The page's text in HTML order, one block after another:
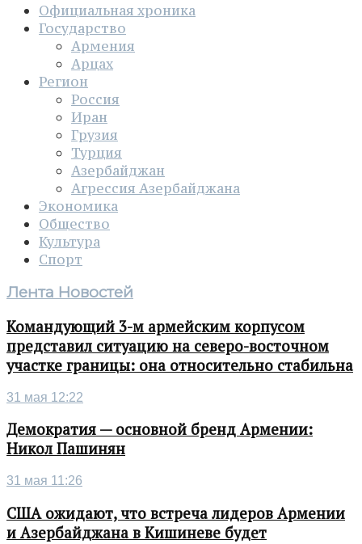
Официальная хроника
Государство
Армения
Арцах
Регион
Россия
Иран
Грузия
Турция
Азербайджан
Агрессия Азербайджана
Экономика
Общество
Культура
Спорт
Лента Новостей
Командующий 3-м армейским корпусом
представил ситуацию на северо-восточном
участке границы: она относительно стабильна
31 мая 12:22
Демократия — основной бренд Армении:
Никол Пашинян
31 мая 11:26
США ожидают, что встреча лидеров Армении
и Азербайджана в Кишиневе будет